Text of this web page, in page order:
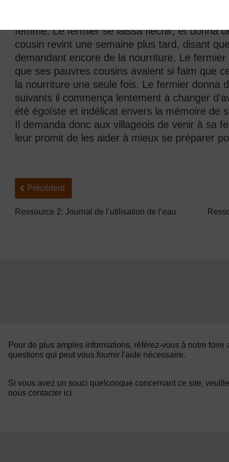
femme. Le fermier se laissa fléchir, et donna
cousin revint une semaine plus tard, disant
demandant encore de la nourriture. Le
que ses pauvres cousins avaient si faim que
la nourriture une seule fois. Le fermier donna
suivants il commença lentement à changer
été égoïste et indélicat envers la mémoire de
Il demanda donc aux villageois de venir à sa
leur promit de les aider à mieux se préparer
Précédent
Précédent
Ressource 2: Journal de l’utilisation de l’eau
Pour de plus amples informations, référez-vous à notre foire
questions qui peut vous fournir l'aide nécessaire.
Si vous avez un souci quelconque concernant ce site,
nous contacter ici